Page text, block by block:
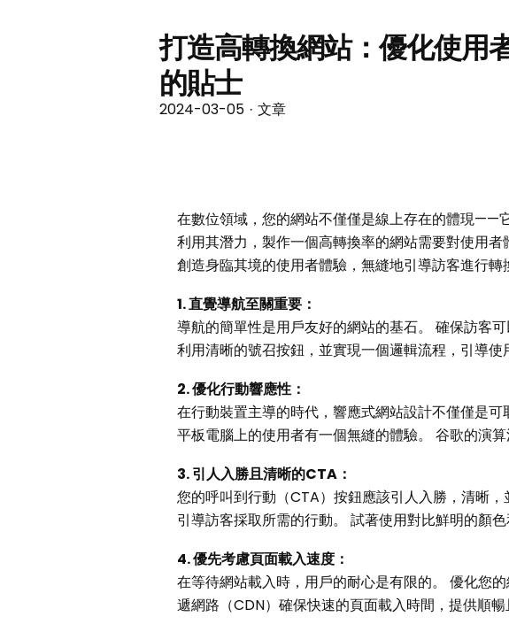
打造高轉換網站：優化使用
的貼士
2024-03-05 · 文章
在數位領域，您的網站不僅僅是線上存在的體現——
利用其潛力，製作一個高轉換率的網站需要對使用
創造身臨其境的使用者體驗，無縫地引導訪客進行轉
1. 直覺導航至關重要：
導航的簡單性是用戶友好的網站的基石。 確保訪客
利用清晰的號召按鈕，並實現一個邏輯流程，引導使
2. 優化行動響應性：
在行動裝置主導的時代，響應式網站設計不僅僅是
平板電腦上的使用者有一個無縫的體驗。 谷歌的演
3. 引人入勝且清晰的CTA：
您的呼叫到行動（CTA）按鈕應該引人入勝，清晰
引導訪客採取所需的行動。 試著使用對比鮮明的顏
4. 優先考慮頁面載入速度：
在等待網站載入時，用戶的耐心是有限的。 優化您
遞網路（CDN）確保快速的頁面載入時間，提供順暢